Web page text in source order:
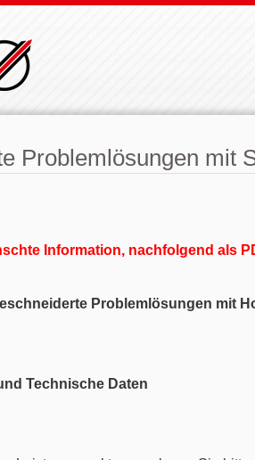
Problemlösungen mit
Information, nachfolgend als
Problemlösungen mit
Technische Daten